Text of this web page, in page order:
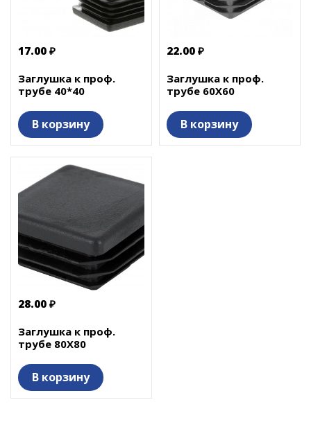
17.00 ₽
Заглушка к проф.
трубе 40*40
В корзину
22.00 ₽
Заглушка к проф.
трубе 60Х60
В корзину
28.00 ₽
Заглушка к проф.
трубе 80Х80
В корзину